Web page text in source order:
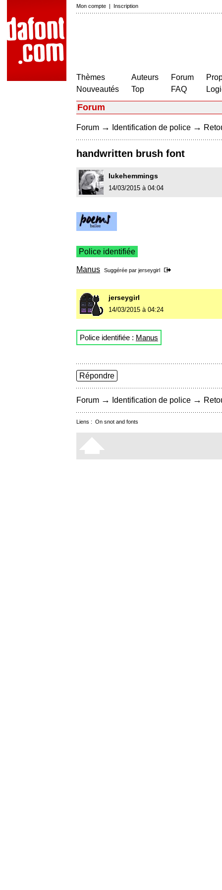
Mon compte | Inscription
Thèmes
Nouveautés
Auteurs
Top
Forum
FAQ
Forum
Forum → Identification de police →
handwritten brush font
Iukehemmings
14/03/2015 à 04:04
Police identifiée
Manus Suggérée par jerseygirl
jerseygirl
14/03/2015 à 04:24
Police identifiée : Manus
Répondre
Forum → Identification de police →
Liens : On snot and fonts